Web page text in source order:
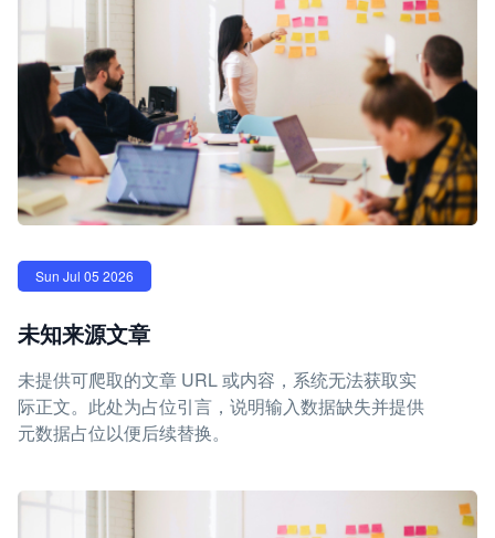
Sun Jul 05 2026
未知来源文章
未提供可爬取的文章 URL 或内容，系统无法获取实
际正文。此处为占位引言，说明输入数据缺失并提供
元数据占位以便后续替换。